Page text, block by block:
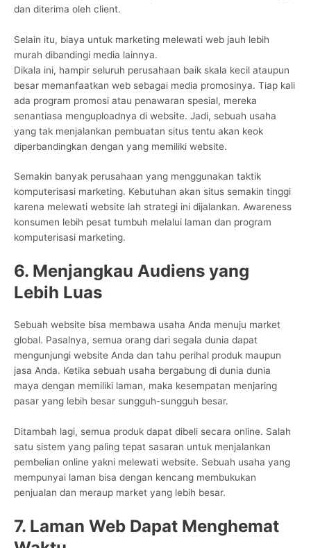
dan diterima oleh client.
Selain itu, biaya untuk marketing melewati web jauh lebih
murah dibandingi media lainnya.
Dikala ini, hampir seluruh perusahaan baik skala kecil ataupun
besar memanfaatkan web sebagai media promosinya. Tiap kali
ada program promosi atau penawaran spesial, mereka
senantiasa menguploadnya di website. Jadi, sebuah usaha
yang tak menjalankan pembuatan situs tentu akan keok
diperbandingkan dengan yang memiliki website.
Semakin banyak perusahaan yang menggunakan taktik
komputerisasi marketing. Kebutuhan akan situs semakin tinggi
karena melewati website lah strategi ini dijalankan. Awareness
konsumen lebih pesat tumbuh melalui laman dan program
komputerisasi marketing.
6. Menjangkau Audiens yang
Lebih Luas
Sebuah website bisa membawa usaha Anda menuju market
global. Pasalnya, semua orang dari segala dunia dapat
mengunjungi website Anda dan tahu perihal produk maupun
jasa Anda. Ketika sebuah usaha bergabung di dunia dunia
maya dengan memiliki laman, maka kesempatan menjaring
pasar yang lebih besar sungguh-sungguh besar.
Ditambah lagi, semua produk dapat dibeli secara online. Salah
satu sistem yang paling tepat sasaran untuk menjalankan
pembelian online yakni melewati website. Sebuah usaha yang
mempunyai laman bisa dengan kencang membukukan
penjualan dan meraup market yang lebih besar.
7. Laman Web Dapat Menghemat